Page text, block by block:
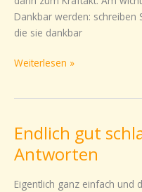
Dankbar werden:
die sie dankbar
Weiterlesen »
Endlich gut
Antworten
Eigentlich ganz einfach und
Endlich
gut
schlafen!
8